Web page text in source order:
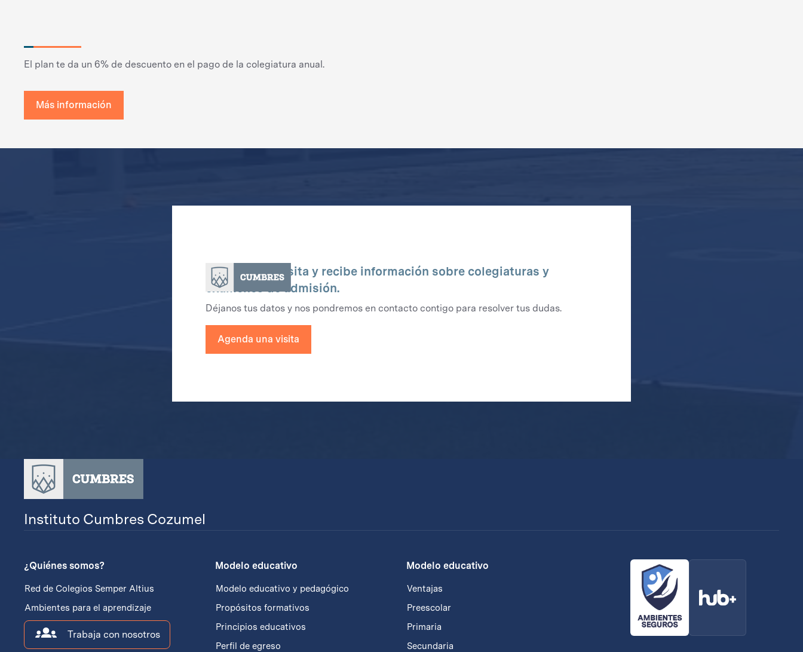
El plan te da un 6% de descuento en el pago de la colegiatura anual.
Más información
Agenda una visita y recibe información sobre colegiaturas y
exámenes de admisión.
Déjanos tus datos y nos pondremos en contacto contigo para resolver tus dudas.
Agenda una visita
Instituto Cumbres Cozumel
¿Quiénes somos?
Red de Colegios Semper Altius
Ambientes para el aprendizaje
Trabaja con nosotros
Modelo educativo
Modelo educativo y pedagógico
Propósitos formativos
Principios educativos
Perfil de egreso
Modelo educativo
Ventajas
Preescolar
Primaria
Secundaria